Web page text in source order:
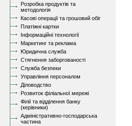
Розробка продуктів та
методологія
Касові операції та грошовий обіг
Платіжні картки
Інформаційні технології
Маркетинг та реклама
Юридична служба
Стягнення заборгованості
Служба безпеки
Управління персоналом
Діловодство
Розвиток філіальної мережі
Філії та відділення банку
(керівники)
Адміністративно-господарська
частина